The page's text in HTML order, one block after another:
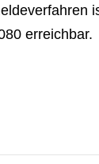
erreichbar.